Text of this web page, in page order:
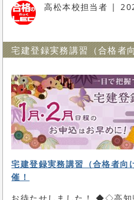
高松本校担当者
宅建登録実務講習（合格者向
宅建登録実務講習（合格者
催！